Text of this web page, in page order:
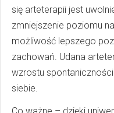
się arteterapii jest
zmniejszenie poziomu
możliwość lepszego
zachowań. Udana
wzrostu
siebie.
Co ważne – dzięki